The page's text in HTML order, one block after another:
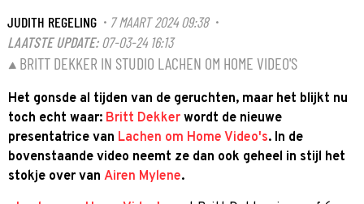
JUDITH REGELING · 7 MAART 2024 09:38·
LAATSTE UPDATE: 07-03-24 16:13
BRITT DEKKER IN STUDIO LACHEN OM HOME VIDEO'S
Het gonsde al tijden van de geruchten, maar het blijkt nu
toch echt waar: Britt Dekker wordt de nieuwe
presentatrice van Lachen om Home Video's. In de
bovenstaande video neemt ze dan ook geheel in stijl het
stokje over van Airen Mylene.